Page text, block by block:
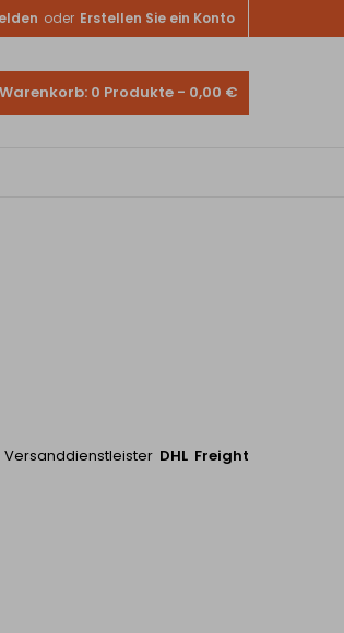
oder Erstellen Sie ein Konto
Warenkorb: 0 Produkte - 0,00 €
DHL Freight